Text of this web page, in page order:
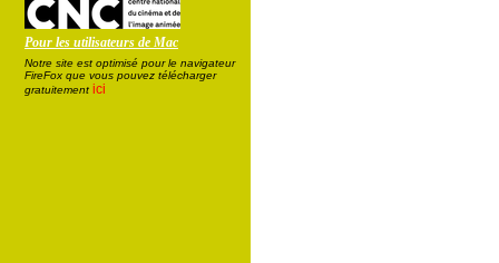
Pour les utilisateurs de Mac
Notre site est optimisé pour le navigateur
FireFox que vous pouvez télécharger
gratuitement ici